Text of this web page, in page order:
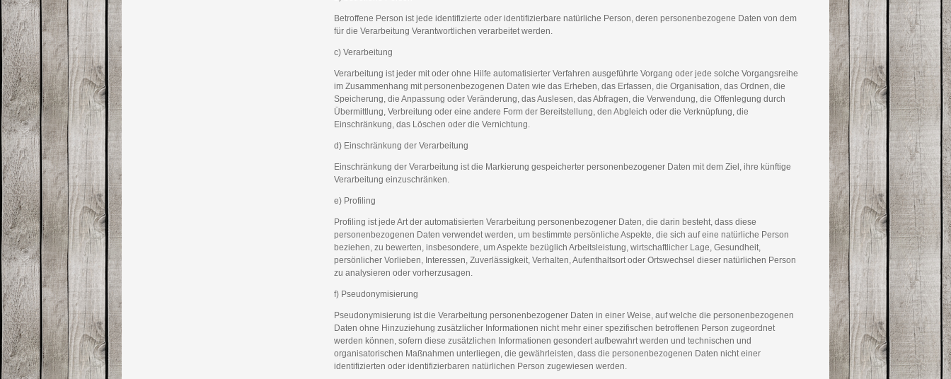
Betroffene Person ist jede identifizierte oder identifizierbare natürliche Person, deren personenbezogene Daten von dem
für die Verarbeitung Verantwortlichen verarbeitet werden.
c) Verarbeitung
Verarbeitung ist jeder mit oder ohne Hilfe automatisierter Verfahren ausgeführte Vorgang oder jede solche Vorgangsreihe
im Zusammenhang mit personenbezogenen Daten wie das Erheben, das Erfassen, die Organisation, das Ordnen, die
Speicherung, die Anpassung oder Veränderung, das Auslesen, das Abfragen, die Verwendung, die Offenlegung durch
Übermittlung, Verbreitung oder eine andere Form der Bereitstellung, den Abgleich oder die Verknüpfung, die
Einschränkung, das Löschen oder die Vernichtung.
d) Einschränkung der Verarbeitung
Einschränkung der Verarbeitung ist die Markierung gespeicherter personenbezogener Daten mit dem Ziel, ihre künftige
Verarbeitung einzuschränken.
e) Profiling
Profiling ist jede Art der automatisierten Verarbeitung personenbezogener Daten, die darin besteht, dass diese
personenbezogenen Daten verwendet werden, um bestimmte persönliche Aspekte, die sich auf eine natürliche Person
beziehen, zu bewerten, insbesondere, um Aspekte bezüglich Arbeitsleistung, wirtschaftlicher Lage, Gesundheit,
persönlicher Vorlieben, Interessen, Zuverlässigkeit, Verhalten, Aufenthaltsort oder Ortswechsel dieser natürlichen Person
zu analysieren oder vorherzusagen.
f) Pseudonymisierung
Pseudonymisierung ist die Verarbeitung personenbezogener Daten in einer Weise, auf welche die personenbezogenen
Daten ohne Hinzuziehung zusätzlicher Informationen nicht mehr einer spezifischen betroffenen Person zugeordnet
werden können, sofern diese zusätzlichen Informationen gesondert aufbewahrt werden und technischen und
organisatorischen Maßnahmen unterliegen, die gewährleisten, dass die personenbezogenen Daten nicht einer
identifizierten oder identifizierbaren natürlichen Person zugewiesen werden.